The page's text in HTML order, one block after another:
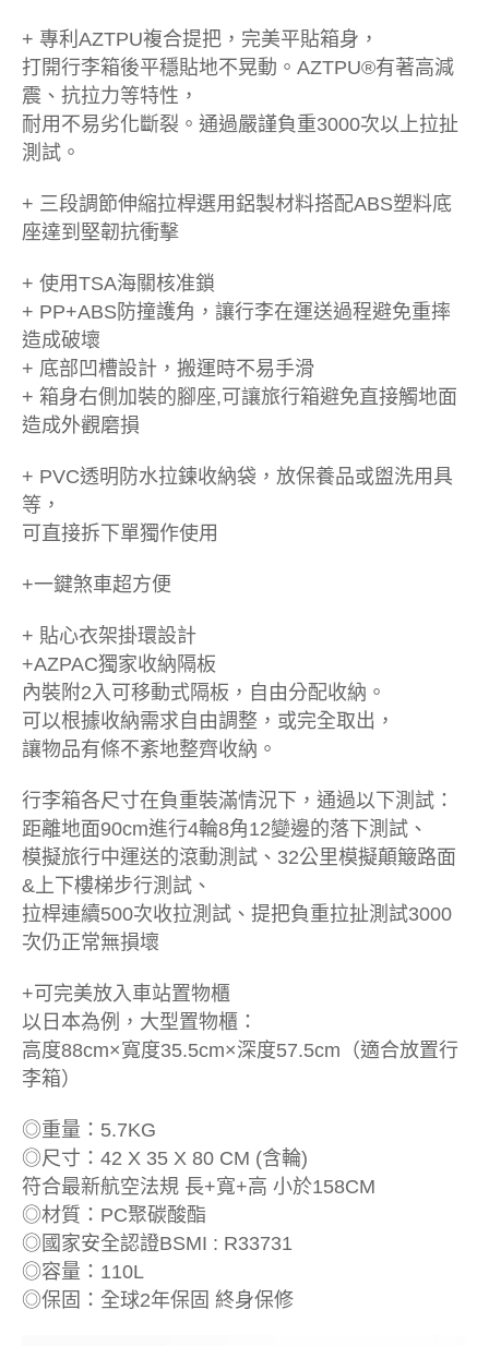
+ 專利AZTPU複合提把，完美平貼箱身，
打開行李箱後平穩貼地不晃動。AZTPU®有著高減
震、抗拉力等特性，
耐用不易劣化斷裂。通過嚴謹負重3000次以上拉扯
測試。
+ 三段調節伸縮拉桿選用鋁製材料搭配ABS塑料底
座達到堅韌抗衝擊
+ 使用TSA海關核准鎖
+ PP+ABS防撞護角，讓行李在運送過程避免重摔
造成破壞
+ 底部凹槽設計，搬運時不易手滑
+ 箱身右側加裝的腳座,可讓旅行箱避免直接觸地面
造成外觀磨損
+ PVC透明防水拉鍊收納袋，放保養品或盥洗用具
等，
可直接拆下單獨作使用
+一鍵煞車超方便
+ 貼心衣架掛環設計
+AZPAC獨家收納隔板
內裝附2入可移動式隔板，自由分配收納。
可以根據收納需求自由調整，或完全取出，
讓物品有條不紊地整齊收納。
行李箱各尺寸在負重裝滿情況下，通過以下測試：
距離地面90cm進行4輪8角12變邊的落下測試、
模擬旅行中運送的滾動測試、32公里模擬顛簸路面
&上下樓梯步行測試、
拉桿連續500次收拉測試、提把負重拉扯測試3000
次仍正常無損壞
+可完美放入車站置物櫃
以日本為例，大型置物櫃：
高度88cm×寬度35.5cm×深度57.5cm（適合放置行
李箱）
◎重量：5.7KG
◎尺寸：42 X 35 X 80 CM (含輪)
符合最新航空法規 長+寬+高 小於158CM
◎材質：PC聚碳酸酯
◎國家安全認證BSMI : R33731
◎容量：110L
◎保固：全球2年保固 終身保修